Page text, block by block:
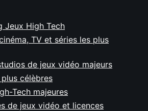
Jeux High Tech
TV et séries les plus
de jeux vidéo majeurs
célèbres
Tech majeures
de jeux vidéo et licences